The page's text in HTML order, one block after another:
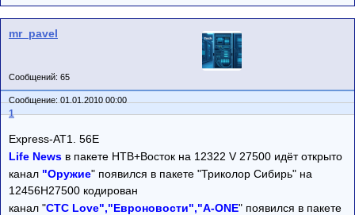
mr_pavel
Сообщений: 65
Сообщение: 01.01.2010 00:00
1
Express-AT1. 56E
Life News в пакете НТВ+Восток на 12322 V 27500 идёт открыто
канал "Оружие" появился в пакете "Триколор Сибирь" на
12456H27500 кодирован
канал "СТС Love","Евроновости","A-ONE" появился в пакете